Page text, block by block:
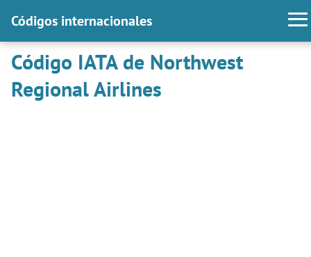
Códigos internacionales
Código IATA de Northwest
Regional Airlines